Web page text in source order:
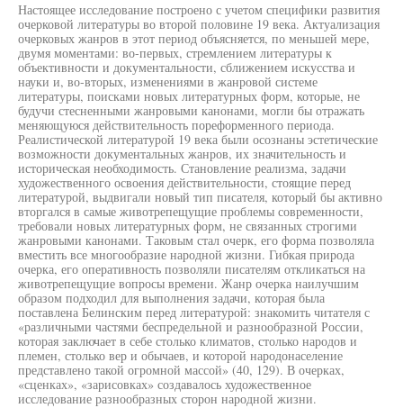
Настоящее исследование построено с учетом специфики развития
очерковой литературы во второй половине 19 века. Актуализация
очерковых жанров в этот период объясняется, по меньшей мере,
двумя моментами: во-первых, стремлением литературы к
объективности и документальности, сближением искусства и
науки и, во-вторых, изменениями в жанровой системе
литературы, поисками новых литературных форм, которые, не
будучи стесненными жанровыми канонами, могли бы отражать
меняющуюся действительность пореформенного периода.
Реалистической литературой 19 века были осознаны эстетические
возможности документальных жанров, их значительность и
историческая необходимость. Становление реализма, задачи
художественного освоения действительности, стоящие перед
литературой, выдвигали новый тип писателя, который бы активно
вторгался в самые животрепещущие проблемы современности,
требовали новых литературных форм, не связанных строгими
жанровыми канонами. Таковым стал очерк, его форма позволяла
вместить все многообразие народной жизни. Гибкая природа
очерка, его оперативность позволяли писателям откликаться на
животрепещущие вопросы времени. Жанр очерка наилучшим
образом подходил для выполнения задачи, которая была
поставлена Белинским перед литературой: знакомить читателя с
«различными частями беспредельной и разнообразной России,
которая заключает в себе столько климатов, столько народов и
племен, столько вер и обычаев, и которой народонаселение
представлено такой огромной массой» (40, 129). В очерках,
«сценках», «зарисовках» создавалось художественное
исследование разнообразных сторон народной жизни.